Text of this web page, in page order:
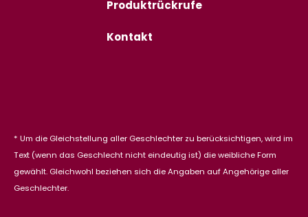
Produktrückrufe
Kontakt
* Um die Gleichstellung aller Geschlechter zu berücksichtigen, wird im
Text (wenn das Geschlecht nicht eindeutig ist) die weibliche Form
gewählt. Gleichwohl beziehen sich die Angaben auf Angehörige aller
Geschlechter.